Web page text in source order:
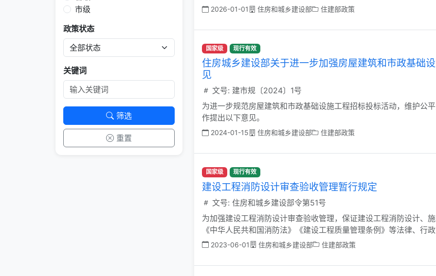
市级
政策状态
关键词
筛选
重置
2026-01-01 住房和城乡建设部 住建部政策
国家级 现行有效
住房城乡建设部关于进一步加强房屋建筑和市政基础
见
文号: 建市规〔2024〕1号
为进一步规范房屋建筑和市政基础设施工程招标投标活动，维护公
作提出以下意见。
2024-01-15 住房和城乡建设部 住建部政策
国家级 现行有效
建设工程消防设计审查验收管理暂行规定
文号: 住房和城乡建设部令第51号
为加强建设工程消防设计审查验收管理，保证建设工程消防设计、
《中华人民共和国消防法》《建设工程质量管理条例》等法律、行
2023-06-01 住房和城乡建设部 住建部政策